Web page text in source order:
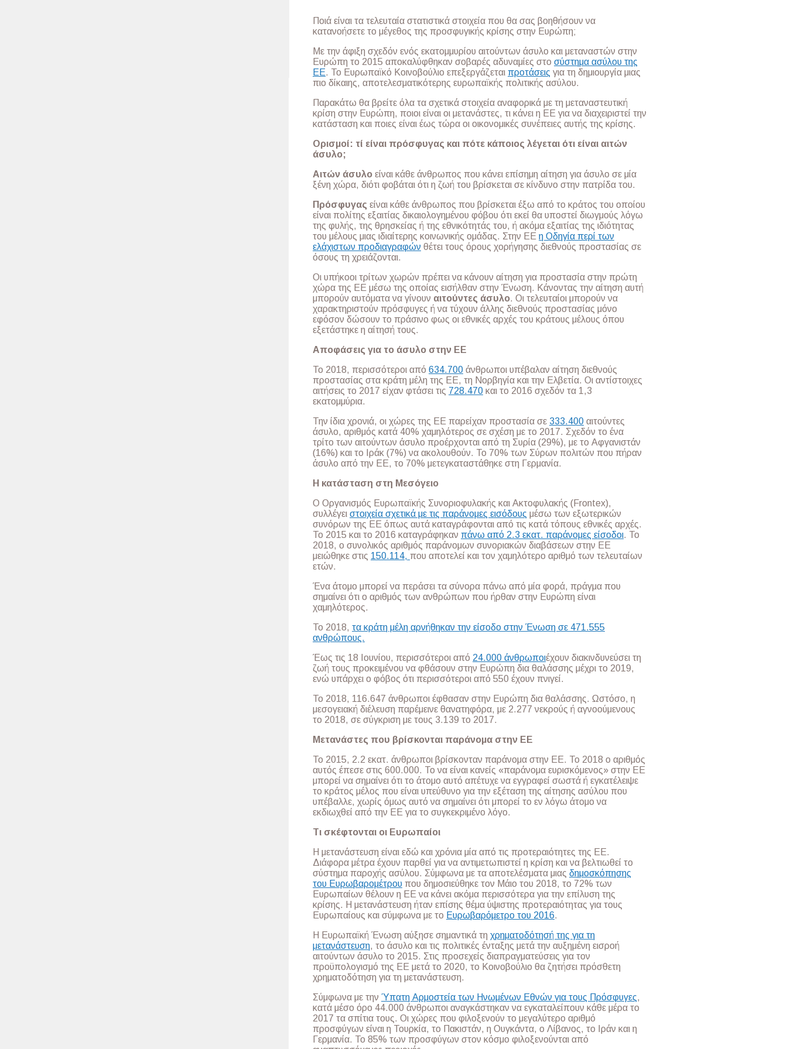
Ποιά είναι τα τελευταία στατιστικά στοιχεία που θα σας βοηθήσουν να
κατανοήσετε το μέγεθος της προσφυγικής κρίσης στην Ευρώπη;
Με την άφιξη σχεδόν ενός εκατομμυρίου αιτούντων άσυλο και μεταναστών στην
Ευρώπη το 2015 αποκαλύφθηκαν σοβαρές αδυναμίες στο σύστημα ασύλου της
ΕΕ. Το Ευρωπαϊκό Κοινοβούλιο επεξεργάζεται προτάσεις για τη δημιουργία μιας
πιο δίκαιης, αποτελεσματικότερης ευρωπαϊκής πολιτικής ασύλου.
Παρακάτω θα βρείτε όλα τα σχετικά στοιχεία αναφορικά με τη μεταναστευτική
κρίση στην Ευρώπη, ποιοι είναι οι μετανάστες, τι κάνει η ΕΕ για να διαχειριστεί την
κατάσταση και ποιες είναι έως τώρα οι οικονομικές συνέπειες αυτής της κρίσης.
Ορισμοί: τί είναι πρόσφυγας και πότε κάποιος λέγεται ότι είναι αιτών
άσυλο;
Αιτών άσυλο είναι κάθε άνθρωπος που κάνει επίσημη αίτηση για άσυλο σε μία
ξένη χώρα, διότι φοβάται ότι η ζωή του βρίσκεται σε κίνδυνο στην πατρίδα του.
Πρόσφυγας είναι κάθε άνθρωπος που βρίσκεται έξω από το κράτος του οποίου
είναι πολίτης εξαιτίας δικαιολογημένου φόβου ότι εκεί θα υποστεί διωγμούς λόγω
της φυλής, της θρησκείας ή της εθνικότητάς του, ή ακόμα εξαιτίας της ιδιότητας
του μέλους μιας ιδιαίτερης κοινωνικής ομάδας. Στην ΕΕ η Οδηγία περί των
ελάχιστων προδιαγραφών θέτει τους όρους χορήγησης διεθνούς προστασίας σε
όσους τη χρειάζονται.
Οι υπήκοοι τρίτων χωρών πρέπει να κάνουν αίτηση για προστασία στην πρώτη
χώρα της ΕΕ μέσω της οποίας εισήλθαν στην Ένωση. Κάνοντας την αίτηση αυτή
μπορούν αυτόματα να γίνουν αιτούντες άσυλο. Οι τελευταίοι μπορούν να
χαρακτηριστούν πρόσφυγες ή να τύχουν άλλης διεθνούς προστασίας μόνο
εφόσον δώσουν το πράσινο φως οι εθνικές αρχές του κράτους μέλους όπου
εξετάστηκε η αίτησή τους.
Αποφάσεις για το άσυλο στην ΕΕ
Το 2018, περισσότεροι από 634.700 άνθρωποι υπέβαλαν αίτηση διεθνούς
προστασίας στα κράτη μέλη της ΕΕ, τη Νορβηγία και την Ελβετία. Οι αντίστοιχες
αιτήσεις το 2017 είχαν φτάσει τις 728.470 και το 2016 σχεδόν τα 1,3
εκατομμύρια.
Την ίδια χρονιά, οι χώρες της ΕΕ παρείχαν προστασία σε 333.400 αιτούντες
άσυλο, αριθμός κατά 40% χαμηλότερος σε σχέση με το 2017. Σχεδόν το ένα
τρίτο των αιτούντων άσυλο προέρχονται από τη Συρία (29%), με το Αφγανιστάν
(16%) και το Ιράκ (7%) να ακολουθούν. Το 70% των Σύρων πολιτών που πήραν
άσυλο από την ΕΕ, το 70% μετεγκαταστάθηκε στη Γερμανία.
Η κατάσταση στη Μεσόγειο
Ο Οργανισμός Ευρωπαϊκής Συνοριοφυλακής και Ακτοφυλακής (Frontex),
συλλέγει στοιχεία σχετικά με τις παράνομες εισόδους μέσω των εξωτερικών
συνόρων της ΕΕ όπως αυτά καταγράφονται από τις κατά τόπους εθνικές αρχές.
Το 2015 και το 2016 καταγράφηκαν πάνω από 2.3 εκατ. παράνομες είσοδοι. Το
2018, ο συνολικός αριθμός παράνομων συνοριακών διαβάσεων στην ΕΕ
μειώθηκε στις 150.114, που αποτελεί και τον χαμηλότερο αριθμό των τελευταίων
ετών.
Ένα άτομο μπορεί να περάσει τα σύνορα πάνω από μία φορά, πράγμα που
σημαίνει ότι ο αριθμός των ανθρώπων που ήρθαν στην Ευρώπη είναι
χαμηλότερος.
Το 2018, τα κράτη μέλη αρνήθηκαν την είσοδο στην Ένωση σε 471.555
ανθρώπους.
Έως τις 18 Ιουνίου, περισσότεροι από 24.000 άνθρωποιέχουν διακινδυνεύσει τη
ζωή τους προκειμένου να φθάσουν στην Ευρώπη δια θαλάσσης μέχρι το 2019,
ενώ υπάρχει ο φόβος ότι περισσότεροι από 550 έχουν πνιγεί.
Το 2018, 116.647 άνθρωποι έφθασαν στην Ευρώπη δια θαλάσσης. Ωστόσο, η
μεσογειακή διέλευση παρέμεινε θανατηφόρα, με 2.277 νεκρούς ή αγνοούμενους
το 2018, σε σύγκριση με τους 3.139 το 2017.
Μετανάστες που βρίσκονται παράνομα στην ΕΕ
Το 2015, 2.2 εκατ. άνθρωποι βρίσκονταν παράνομα στην ΕΕ. Το 2018 ο αριθμός
αυτός έπεσε στις 600.000. Το να είναι κανείς «παράνομα ευρισκόμενος» στην ΕΕ
μπορεί να σημαίνει ότι το άτομο αυτό απέτυχε να εγγραφεί σωστά ή εγκατέλειψε
το κράτος μέλος που είναι υπεύθυνο για την εξέταση της αίτησης ασύλου που
υπέβαλλε, χωρίς όμως αυτό να σημαίνει ότι μπορεί το εν λόγω άτομο να
εκδιωχθεί από την ΕΕ για το συγκεκριμένο λόγο.
Τι σκέφτονται οι Ευρωπαίοι
Η μετανάστευση είναι εδώ και χρόνια μία από τις προτεραιότητες της ΕΕ.
Διάφορα μέτρα έχουν παρθεί για να αντιμετωπιστεί η κρίση και να βελτιωθεί το
σύστημα παροχής ασύλου. Σύμφωνα με τα αποτελέσματα μιας δημοσκόπησης
του Ευρωβαρομέτρου που δημοσιεύθηκε τον Μάιο του 2018, το 72% των
Ευρωπαίων θέλουν η ΕΕ να κάνει ακόμα περισσότερα για την επίλυση της
κρίσης. Η μετανάστευση ήταν επίσης θέμα ύψιστης προτεραιότητας για τους
Ευρωπαίους και σύμφωνα με το Ευρωβαρόμετρο του 2016.
Η Ευρωπαϊκή Ένωση αύξησε σημαντικά τη χρηματοδότησή της για τη
μετανάστευση, το άσυλο και τις πολιτικές ένταξης μετά την αυξημένη εισροή
αιτούντων άσυλο το 2015. Στις προσεχείς διαπραγματεύσεις για τον
προϋπολογισμό της ΕΕ μετά το 2020, το Κοινοβούλιο θα ζητήσει πρόσθετη
χρηματοδότηση για τη μετανάστευση.
Σύμφωνα με την Ύπατη Αρμοστεία των Ηνωμένων Εθνών για τους Πρόσφυγες,
κατά μέσο όρο 44.000 άνθρωποι αναγκάστηκαν να εγκαταλείπουν κάθε μέρα το
2017 τα σπίτια τους. Οι χώρες που φιλοξενούν το μεγαλύτερο αριθμό
προσφύγων είναι η Τουρκία, το Πακιστάν, η Ουγκάντα, ο Λίβανος, το Ιράν και η
Γερμανία. Το 85% των προσφύγων στον κόσμο φιλοξενούνται από